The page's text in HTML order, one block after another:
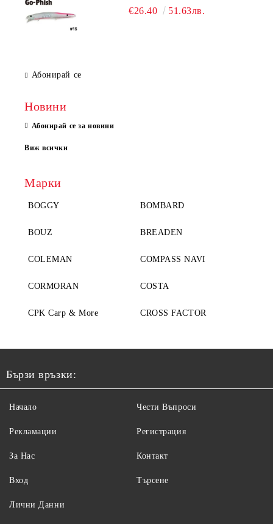
€26.40 51.63лв.
Абонирай се
Новини
Абонирай се за новини
Виж всички
Марки
BOGGY BOMBARD
BOUZ BREADEN
COLEMAN COMPASS NAVI
CORMORAN COSTA
CPK Carp & More CROSS FACTOR
Бързи връзки:
Начало
Рекламации
За Нас
Вход
Чести Въпроси
Регистрация
Контакт
Търсене
Лични Данни